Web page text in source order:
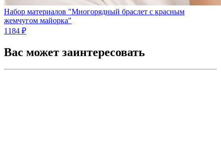
Набор материалов "Многорядный браслет с красным
жемчугом майорка"
1184 ₽
Вас может заинтересовать